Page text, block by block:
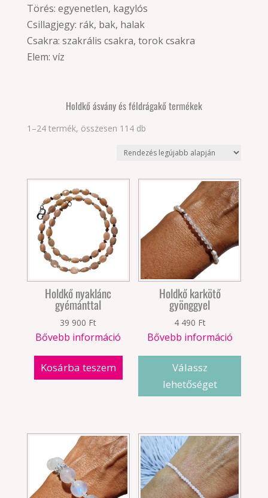
Törés: egyenetlen, kagylós
Csillagjegy: rák, bak, halak
Csakra: szakrális csakra, torok csakra
Elem: víz
Holdkő ásvány és féldrágakő termékek
1–24 termék, összesen 114 dbSorted
latest
Holdkő nyaklánc
gyémánttal
39 900 Ft
Bővebb információ
Kosárba teszem
Holdkő karkötő
gyönggyel
4 490 Ft
Bővebb információ
Válassz
lehetőséget